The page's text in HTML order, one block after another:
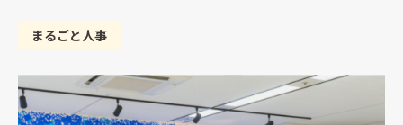
まるごと人事